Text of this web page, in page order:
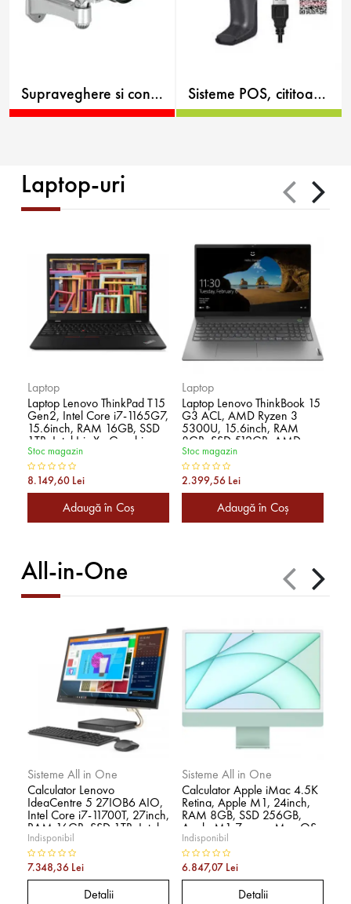
Supraveghere si control acces Sisteme POS, cititoare coduri de bare, terminale mobile
Laptop-uri
Laptop
Laptop Lenovo ThinkPad T15
Gen2, Intel Core i7-1165G7,
15.6inch, RAM 16GB, SSD
1TB, Intel Iris Xe Graphics,
Windows 10 Pro, Black
Stoc magazin
8.149,60 Lei
Adaugă în Coş
Laptop
Laptop Lenovo ThinkBook 15
G3 ACL, AMD Ryzen 3
5300U, 15.6inch, RAM
8GB, SSD 512GB, AMD
Radeon RX Vega 6, No OS,
Mineral Gray
Stoc magazin
2.399,56 Lei
Adaugă în Coş
All-in-One
Sisteme All in One
Calculator Lenovo
IdeaCentre 5 27IOB6 AIO,
Intel Core i7-11700T, 27inch,
RAM 16GB, SSD 1TB, Intel
UHD Graphics 750,
Windows 11, Stormy Grey
Indisponibil
7.348,36 Lei
Detalii
Sisteme All in One
Calculator Apple iMac 4.5K
Retina, Apple M1, 24inch,
RAM 8GB, SSD 256GB,
Apple M1 7-core, Mac OS
Big Sur, Green
Indisponibil
6.847,07 Lei
Detalii